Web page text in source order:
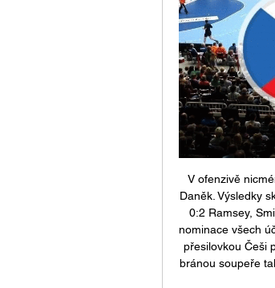
V ofenzivě
Daněk. Výsledky
0:2 Ramsey,
nominace všech
přesilovkou Češi
bránou soupeře